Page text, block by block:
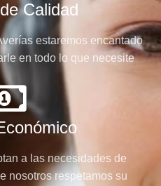
Calidad
estaremos encantado
en todo lo que necesite
a las necesidades de
nosotros respetamos su